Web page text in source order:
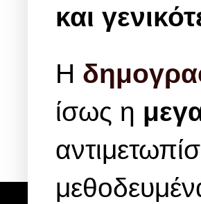
και
Η
ίσως η